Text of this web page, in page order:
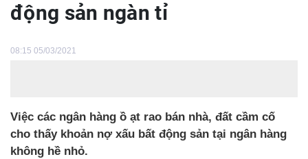
động sản ngàn tỉ
08:15 05/03/2021
Việc các ngân hàng ồ ạt rao bán nhà, đất cầm cố
cho thấy khoản nợ xấu bất động sản tại ngân hàng
không hề nhỏ.